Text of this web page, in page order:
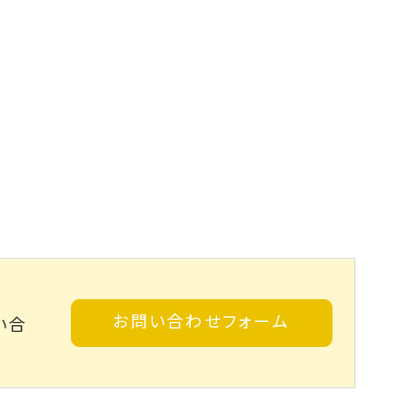
合
お問い合わせフォーム